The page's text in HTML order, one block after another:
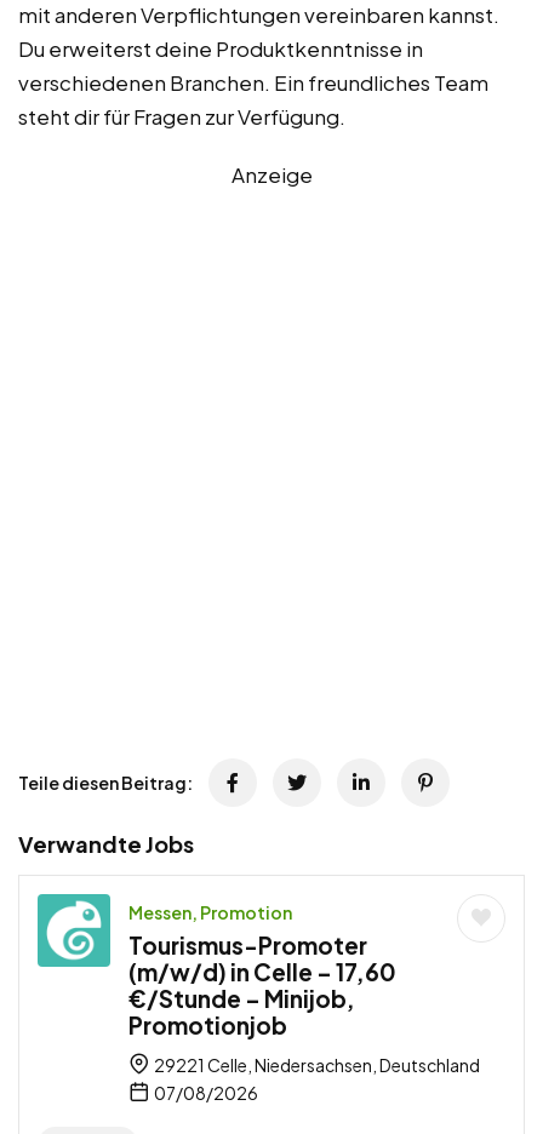
mit anderen Verpflichtungen vereinbaren kannst.
Du erweiterst deine Produktkenntnisse in
verschiedenen Branchen. Ein freundliches Team
steht dir für Fragen zur Verfügung.
Anzeige
Teile diesen Beitrag:
Verwandte Jobs
Messen, Promotion
Tourismus-Promoter
(m/w/d) in Celle – 17,60
€/Stunde – Minijob,
Promotionjob
29221 Celle, Niedersachsen, Deutschland
07/08/2026